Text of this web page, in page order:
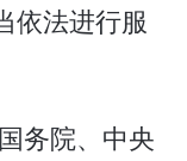
依法进行服
务院、中央